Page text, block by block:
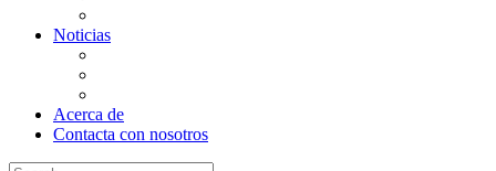
Noticias
Acerca de
Contacta con nosotros